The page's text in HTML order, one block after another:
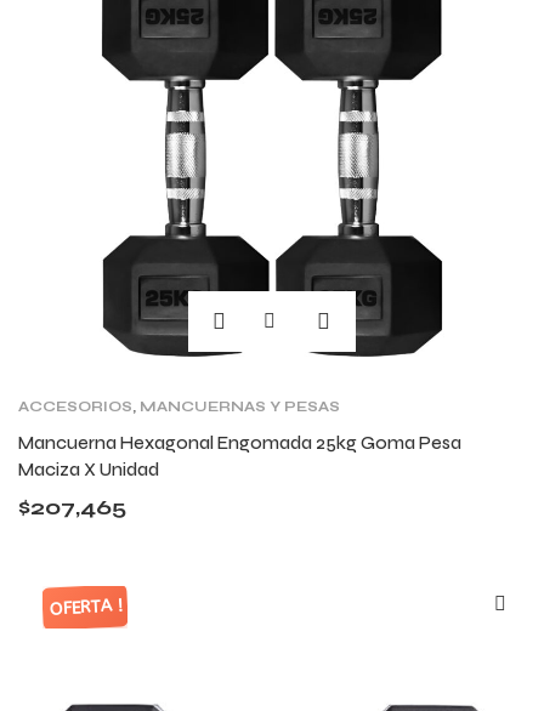
ACCESORIOS, MANCUERNAS Y PESAS
Mancuerna Hexagonal Engomada 25kg Goma Pesa
Maciza X Unidad
$207,465
OFERTA !